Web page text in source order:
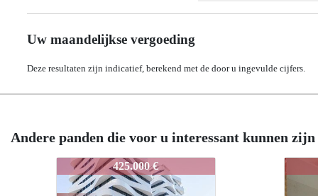
Uw maandelijkse vergoeding
Deze resultaten zijn indicatief, berekend met de door u ingevulde cijfers.
Andere panden die voor u interessant kunnen zijn
3869-OBISPOJAIMEPEREZ
221.000 €
3869-OBISPOJAIMEPEREZ
221.000 €